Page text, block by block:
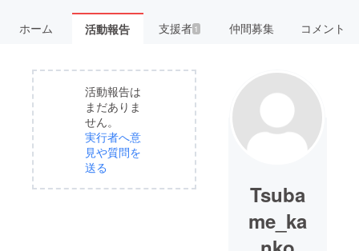
ホーム 活動報告 支援者 1 仲間募集 コメント
活動報告は
まだありま
せん。
実行者へ意
見や質問を
送る
Tsuba
me_ka